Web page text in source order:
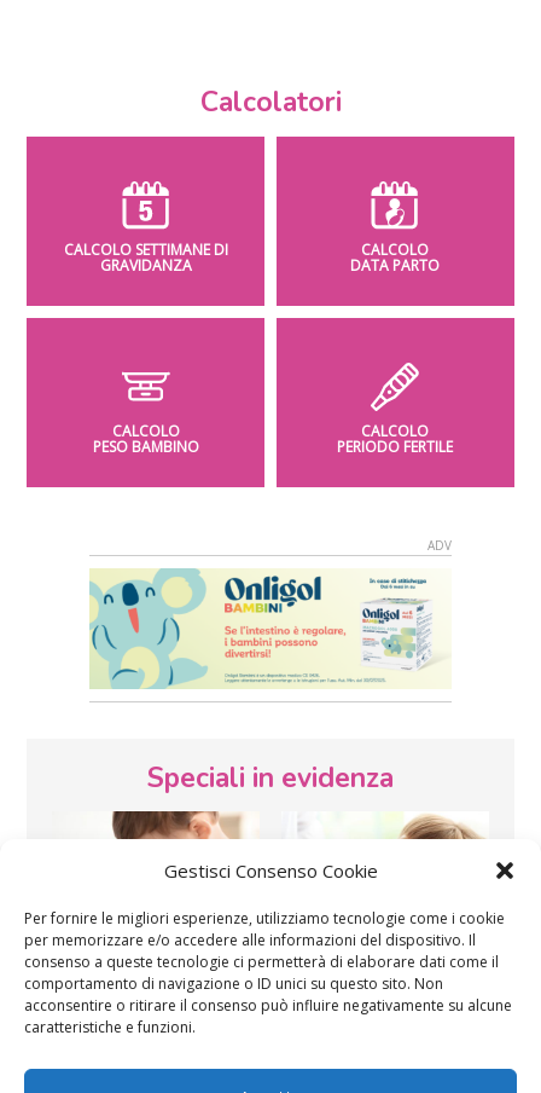
Gestisci Consenso Cookie
Per fornire le migliori esperienze, utilizziamo tecnologie come i cookie
per memorizzare e/o accedere alle informazioni del dispositivo. Il
consenso a queste tecnologie ci permetterà di elaborare dati come il
comportamento di navigazione o ID unici su questo sito. Non
acconsentire o ritirare il consenso può influire negativamente su alcune
caratteristiche e funzioni.
Calcolatori
CALCOLO SETTIMANE DI
GRAVIDANZA
CALCOLO
DATA PARTO
CALCOLO
PESO BAMBINO
CALCOLO
PERIODO FERTILE
Speciali in evidenza
Vaccini SOS Pediatra